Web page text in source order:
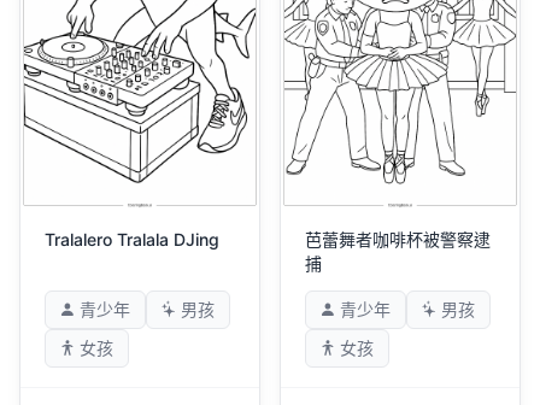
Tralalero Tralala DJing
青少年
男孩
女孩
芭蕾舞者咖啡杯被警察逮
捕
青少年
男孩
女孩